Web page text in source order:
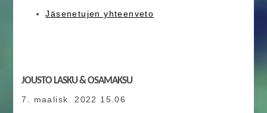
Jäsenetujen yhteenveto
JOUSTO LASKU & OSAMAKSU
7. maalisk. 2022 15.06